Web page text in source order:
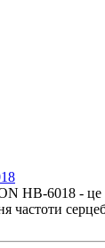
HB-6018 - це
частоти